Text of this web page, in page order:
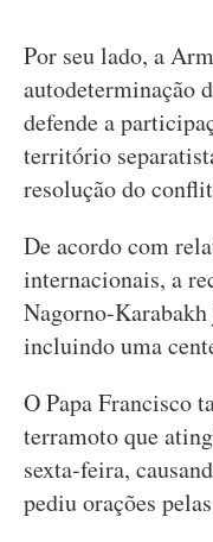
Por seu lado, a
autodeterminação
defende a
território
resolução do
De acordo com
internacionais, a
Nagorno-
incluindo uma
O Papa Francisco
terramoto que
sexta-feira,
pediu orações